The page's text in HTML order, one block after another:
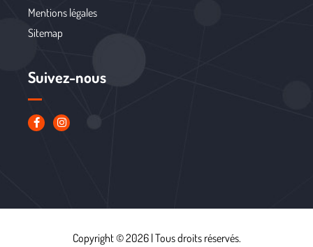
Mentions légales
Sitemap
Suivez-nous
Copyright © 2026 | Tous droits réservés.